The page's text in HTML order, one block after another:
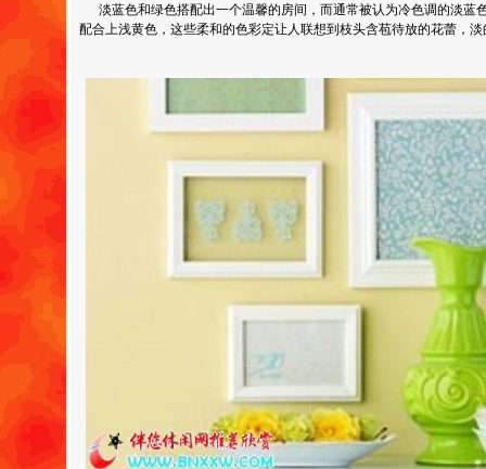
淡蓝色和绿色搭配出一个温馨的房间，而通常被认为冷色调的淡蓝
配合上浅黄色，这些柔和的色彩定让人联想到枝头含苞待放的花蕾，